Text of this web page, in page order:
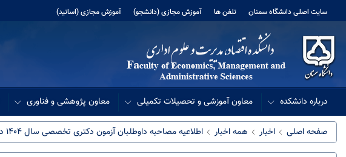
سایت اصلی دانشگاه سمنان تلفن ها آموزش مجازی (دانشجو) آموزش مجازی (اساتید)
درباره دانشکده معاون آموزشی و تحصیلات تکمیلی معاون پژوهشی و فناوری
صفحه اصلی اخبار همه اخبار اطلاعیه مصاحبه داوطلبان آزمون دکتری تخصصی سال 1404 دانشکده اقتصاد، مدیریت و علوم اداری